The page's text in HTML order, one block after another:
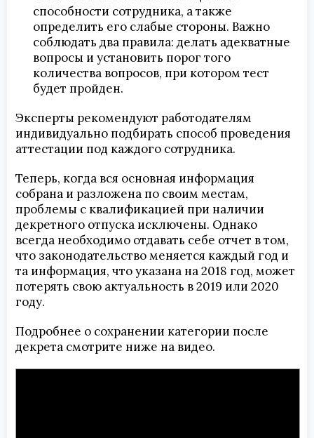
способности сотрудника, а также
определить его слабые стороны. Важно
соблюдать два правила: делать адекватные
вопросы и установить порог того
количества вопросов, при котором тест
будет пройден.
Эксперты рекомендуют работодателям
индивидуально подбирать способ проведения
аттестации под каждого сотрудника.
Теперь, когда вся основная информация
собрана и разложена по своим местам,
проблемы с квалификацией при наличии
декретного отпуска исключены. Однако
всегда необходимо отдавать себе отчет в том,
что законодательство меняется каждый год и
та информация, что указана на 2018 год, может
потерять свою актуальность в 2019 или 2020
году.
Подробнее о сохранении категории после
декрета смотрите ниже на видео.